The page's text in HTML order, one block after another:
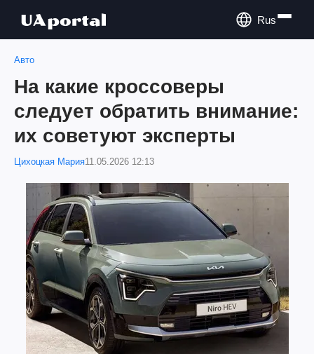
Rus
Авто
На какие кроссоверы
следует обратить внимание:
их советуют эксперты
Цихоцкая Мария11.05.2026 12:13